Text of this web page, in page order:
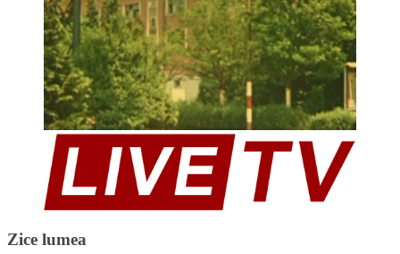
Zice lumea